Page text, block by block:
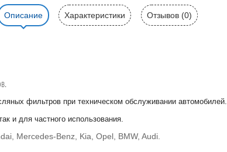
Описание Характеристики Отзывов (0)
фильтров при техническом обслуживании автомобилей.
и для частного использования.
Mercedes-Benz, Kia, Opel, BMW, Audi.